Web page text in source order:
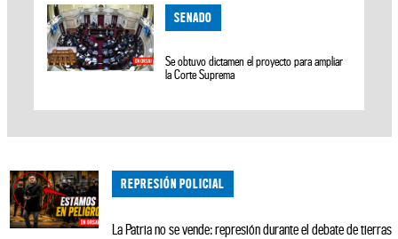
SENADO
Se obtuvo dictamen el proyecto para ampliar
la Corte Suprema
REPRESIÓN POLICIAL
La Patria no se vende: represión durante el debate de tierras